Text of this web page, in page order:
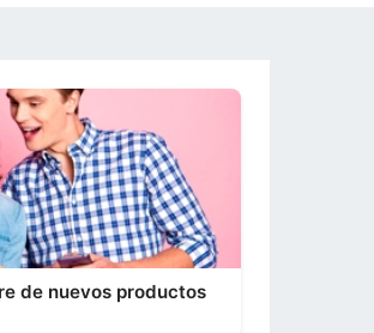
de nuevos productos